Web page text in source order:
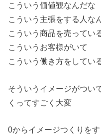
こういう価値観なんだな
こういう主張をする人な
こういう商品を売ってい
こういうお客様がいて
こういう働き方をしてい
そういうイメージがつい
くってすごく大変
0からイメージつくりをす